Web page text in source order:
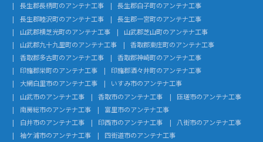
長生郡長柄町のアンテナ工事
長生郡白子町のアンテナ工事
長生郡睦沢町のアンテナ工事
長生郡一宮町のアンテナ工事
山武郡横芝光町のアンテナ工事
山武郡芝山町のアンテナ工事
山武郡九十九里町のアンテナ工事
香取郡東庄町のアンテナ工事
香取郡多古町のアンテナ工事
香取郡神崎町のアンテナ工事
印旛郡栄町のアンテナ工事
印旛郡酒々井町のアンテナ工事
大網白里市のアンテナ工事
いすみ市のアンテナ工事
山武市のアンテナ工事
香取市のアンテナ工事
匝瑳市のアンテナ工事
南房総市のアンテナ工事
富里市のアンテナ工事
白井市のアンテナ工事
印西市のアンテナ工事
八街市のアンテナ工事
袖ケ浦市のアンテナ工事
四街道市のアンテナ工事